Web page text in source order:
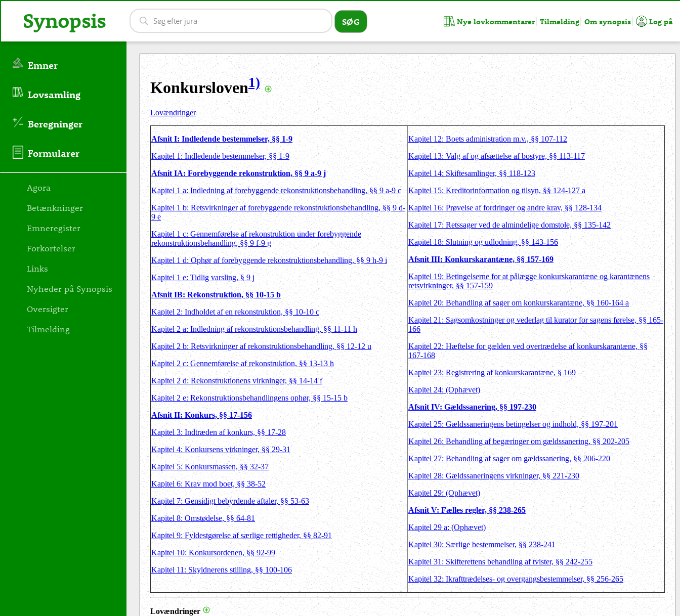
Konkursloven1)
Lovændringer
Afsnit I: Indledende bestemmelser, §§ 1-9
Kapitel 1: Indledende bestemmelser, §§ 1-9
Afsnit IA: Forebyggende rekonstruktion, §§ 9 a-9 j
Kapitel 1 a: Indledning af forebyggende rekonstruktionsbehandling, §§ 9 a-9 c
Kapitel 1 b: Retsvirkninger af forebyggende rekonstruktionsbehandling, §§ 9 d-
9 e
Kapitel 1 c: Gennemførelse af rekonstruktion under forebyggende
rekonstruktionsbehandling, §§ 9 f-9 g
Kapitel 1 d: Ophør af forebyggende rekonstruktionsbehandling, §§ 9 h-9 i
Kapitel 1 e: Tidlig varsling, § 9 j
Afsnit IB: Rekonstruktion, §§ 10-15 b
Kapitel 2: Indholdet af en rekonstruktion, §§ 10-10 c
Kapitel 2 a: Indledning af rekonstruktionsbehandling, §§ 11-11 h
Kapitel 2 b: Retsvirkninger af rekonstruktionsbehandling, §§ 12-12 u
Kapitel 2 c: Gennemførelse af rekonstruktion, §§ 13-13 h
Kapitel 2 d: Rekonstruktionens virkninger, §§ 14-14 f
Kapitel 2 e: Rekonstruktionsbehandlingens ophør, §§ 15-15 b
Afsnit II: Konkurs, §§ 17-156
Kapitel 3: Indtræden af konkurs, §§ 17-28
Kapitel 4: Konkursens virkninger, §§ 29-31
Kapitel 5: Konkursmassen, §§ 32-37
Kapitel 6: Krav mod boet, §§ 38-52
Kapitel 7: Gensidigt bebyrdende aftaler, §§ 53-63
Kapitel 8: Omstødelse, §§ 64-81
Kapitel 9: Fyldestgørelse af særlige rettigheder, §§ 82-91
Kapitel 10: Konkursordenen, §§ 92-99
Kapitel 11: Skyldnerens stilling, §§ 100-106
Kapitel 12: Boets administration m.v., §§ 107-112
Kapitel 13: Valg af og afsættelse af bostyre, §§ 113-117
Kapitel 14: Skiftesamlinger, §§ 118-123
Kapitel 15: Kreditorinformation og tilsyn, §§ 124-127 a
Kapitel 16: Prøvelse af fordringer og andre krav, §§ 128-134
Kapitel 17: Retssager ved de almindelige domstole, §§ 135-142
Kapitel 18: Slutning og udlodning, §§ 143-156
Afsnit III: Konkurskarantæne, §§ 157-169
Kapitel 19: Betingelserne for at pålægge konkurskarantæne og karantænens
retsvirkninger, §§ 157-159
Kapitel 20: Behandling af sager om konkurskarantæne, §§ 160-164 a
Kapitel 21: Sagsomkostninger og vederlag til kurator for sagens førelse, §§ 165-
166
Kapitel 22: Hæftelse for gælden ved overtrædelse af konkurskarantæne, §§
167-168
Kapitel 23: Registrering af konkurskarantæne, § 169
Kapitel 24: (Ophævet)
Afsnit IV: Gældssanering, §§ 197-230
Kapitel 25: Gældssaneringens betingelser og indhold, §§ 197-201
Kapitel 26: Behandling af begæringer om gældssanering, §§ 202-205
Kapitel 27: Behandling af sager om gældssanering, §§ 206-220
Kapitel 28: Gældssaneringens virkninger, §§ 221-230
Kapitel 29: (Ophævet)
Afsnit V: Fælles regler, §§ 238-265
Kapitel 29 a: (Ophævet)
Kapitel 30: Særlige bestemmelser, §§ 238-241
Kapitel 31: Skifterettens behandling af tvister, §§ 242-255
Kapitel 32: Ikrafttrædelses- og overgangsbestemmelser, §§ 256-265
Lovændringer
Emner
Lovsamling
Beregninger
Formularer
Agora
Betænkninger
Emneregister
Forkortelser
Links
Nyheder på Synopsis
Oversigter
Tilmelding
Synopsis Nye lovkommentarer Tilmelding Om synopsis Log på